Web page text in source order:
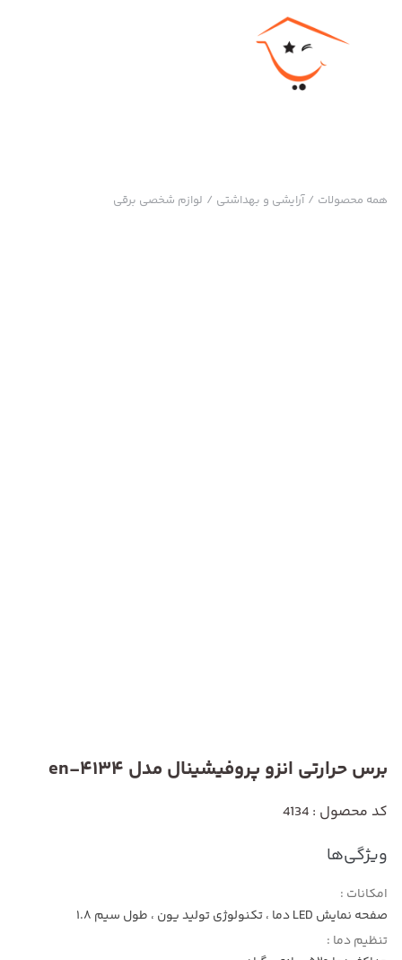
همه محصولات / آرایشی و بهداشتی / لوازم شخصی برقی
برس حرارتی انزو پروفیشینال مدل en-4134
کد محصول : 4134
ویژگی‌ها
امکانات :
صفحه نمایش LED دما ، تکنولوژی تولید یون ، طول سیم 1.8
تنظیم دما :